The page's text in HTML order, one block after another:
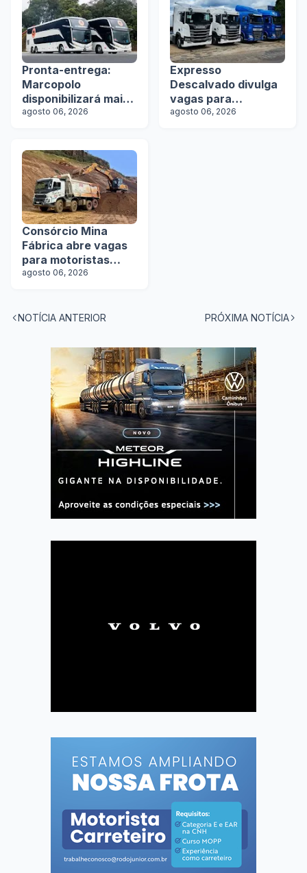
Pronta-entrega:
Marcopolo
disponibilizará mais
de 100 ônibus para
agosto 06, 2026
Expresso
Descalvado divulga
vagas para
motoristas
agosto 06, 2026
Consórcio Mina
Fábrica abre vagas
para motoristas
categoria D
agosto 06, 2026
NOTÍCIA ANTERIOR PRÓXIMA NOTÍCIA